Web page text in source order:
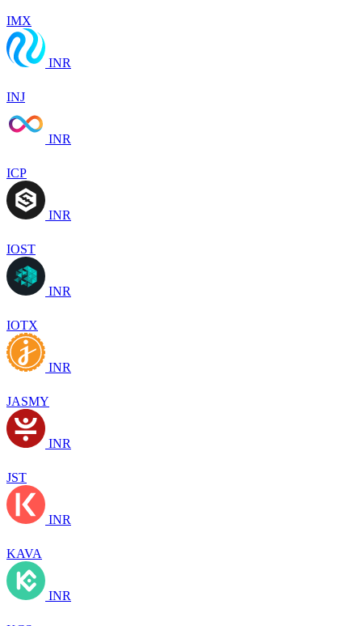
IMX
INR
INJ
INR
ICP
INR
IOST
INR
IOTX
INR
JASMY
INR
JST
INR
KAVA
INR